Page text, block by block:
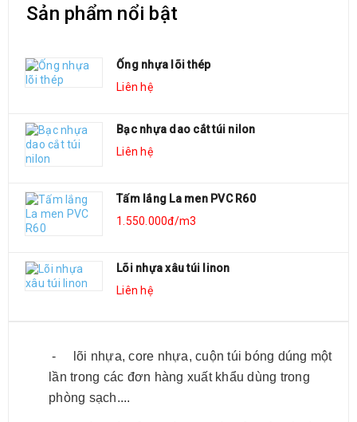
Sản phẩm nổi bật
Ống nhựa lõi thép
Liên hệ
Bạc nhựa dao cắt túi nilon
Liên hệ
Tấm lắng La men PVC R60
1.550.000đ/m3
Lõi nhựa xâu túi linon
Liên hệ
-
lõi nhựa, core nhựa, cuộn túi bóng dúng một
lần trong các đơn hàng xuất khẩu dùng trong
phòng sạch....